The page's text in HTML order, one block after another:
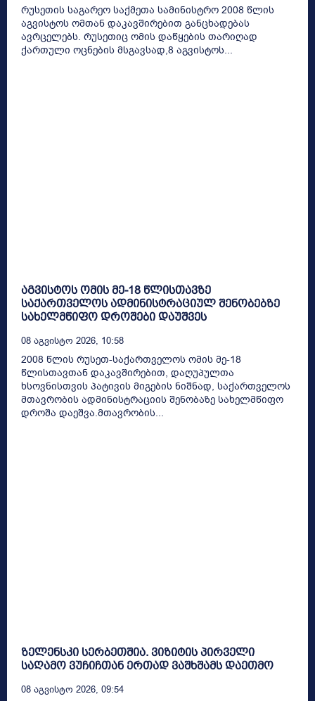
რუსეთის საგარეო საქმეთა სამინისტრო 2008 წლის
აგვისტოს ომთან დაკავშირებით განცხადებას
ავრცელებს. რუსეთიც ომის დაწყების თარიღად
ქართული ოცნების მსგავსად,8 აგვისტოს...
აგვისტოს ომის მე-18 წლისთავზე
საქართველოს ადმინისტრაციულ შენობებზე
სახელმწიფო დროშები დაუშვეს
08 Აგვისტო 2026, 10:58
2008 წლის რუსეთ-საქართველოს ომის მე-18
წლისთავთან დაკავშირებით, დაღუპულთა
ხსოვნისთვის პატივის მიგების ნიშნად, საქართველოს
მთავრობის ადმინისტრაციის შენობაზე სახელმწიფო
დროშა დაეშვა.მთავრობის...
ზელენსკი სერბეთშია. ვიზიტის პირველი
საღამო ვუჩიჩთან ერთად ვაშხშამს დაეთმო
08 Აგვისტო 2026, 09:54